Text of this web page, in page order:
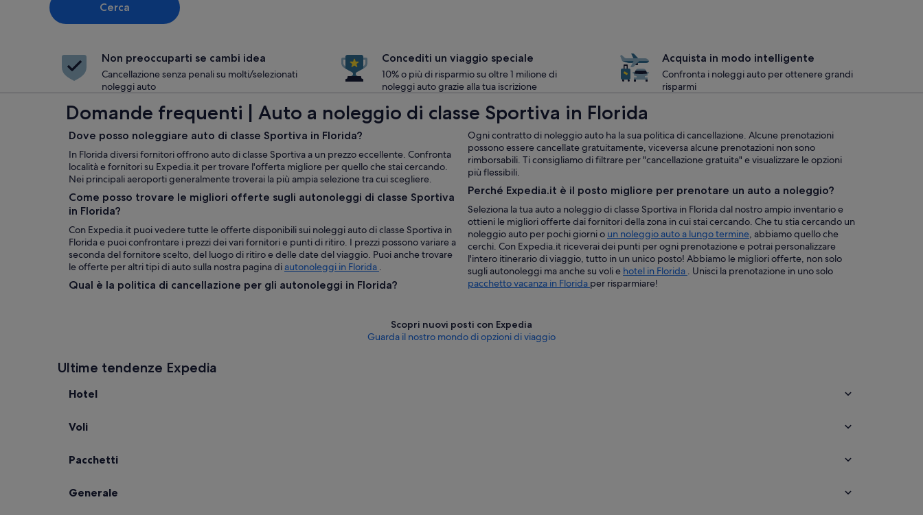
Cerca
Non preoccuparti se cambi idea
Cancellazione senza penali su molti/selezionati
noleggi auto
Concediti un viaggio speciale
10% o più di risparmio su oltre 1 milione di
noleggi auto grazie alla tua iscrizione
Acquista in modo intelligente
Confronta i noleggi auto per ottenere grandi
risparmi
Domande frequenti | Auto a noleggio di classe Sportiva in Florida
Dove posso noleggiare auto di classe Sportiva in Florida?
In Florida diversi fornitori offrono auto di classe Sportiva a un prezzo eccellente. Confronta
località e fornitori su Expedia.it per trovare l'offerta migliore per quello che stai cercando.
Nei principali aeroporti generalmente troverai la più ampia selezione tra cui scegliere.
Come posso trovare le migliori offerte sugli autonoleggi di classe Sportiva
in Florida?
Con Expedia.it puoi vedere tutte le offerte disponibili sui noleggi auto di classe Sportiva in
Florida e puoi confrontare i prezzi dei vari fornitori e punti di ritiro. I prezzi possono variare a
seconda del fornitore scelto, del luogo di ritiro e delle date del viaggio. Puoi anche trovare
le offerte per altri tipi di auto sulla nostra pagina di autonoleggi in Florida .
Qual è la politica di cancellazione per gli autonoleggi in Florida?
Ogni contratto di noleggio auto ha la sua politica di cancellazione. Alcune prenotazioni
possono essere cancellate gratuitamente, viceversa alcune prenotazioni non sono
rimborsabili. Ti consigliamo di filtrare per "cancellazione gratuita" e visualizzare le opzioni
più flessibili.
Perché Expedia.it è il posto migliore per prenotare un auto a noleggio?
Seleziona la tua auto a noleggio di classe Sportiva in Florida dal nostro ampio inventario e
ottieni le migliori offerte dai fornitori della zona in cui stai cercando. Che tu stia cercando un
noleggio auto per pochi giorni o un noleggio auto a lungo termine, abbiamo quello che
cerchi. Con Expedia.it riceverai dei punti per ogni prenotazione e potrai personalizzare
l'intero itinerario di viaggio, tutto in un unico posto! Abbiamo le migliori offerte, non solo
sugli autonoleggi ma anche su voli e hotel in Florida . Unisci la prenotazione in uno solo
pacchetto vacanza in Florida per risparmiare!
Scopri nuovi posti con Expedia
Guarda il nostro mondo di opzioni di viaggio
Ultime tendenze Expedia
Hotel
Voli
Pacchetti
Generale